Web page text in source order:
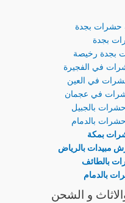
حشرات بجدة
بجدة
بجدة رخيصة
في الفجيرة
في العين
في عجمان
بالجبيل
بالدمام
بمكة
مبيدات بالرياض
بالطائف
بالدمام
و الشحن